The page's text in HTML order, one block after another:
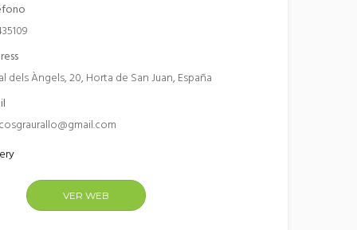
dels Àngels, 20, Horta de San Juan, España
VER WEB